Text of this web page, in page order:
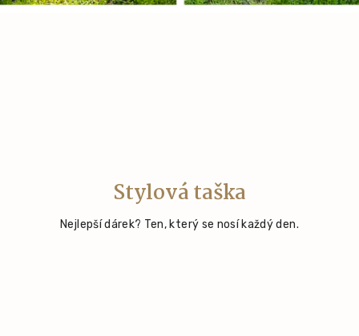
Malý rituál klidu v každém dni.
Vyberte si ten svůj
Stylová taška
Nejlepší dárek? Ten, který se nosí každý den.